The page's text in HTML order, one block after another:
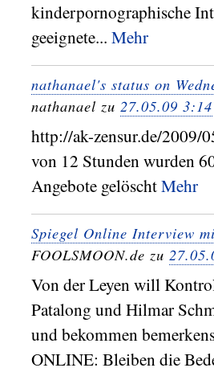
kinderpornographische
geeignete... Mehr
nathanael's status on
nathanael zu 27.05.09 3:14
http://ak-zensur.de/2009/
von 12 Stunden wurden
Angebote gelöschtMehr
Spiegel Online Interview
FOOLSMOON.de zu
Von der Leyen will
Patalong und Hilmar
und bekommen
ONLINE: Bleiben die